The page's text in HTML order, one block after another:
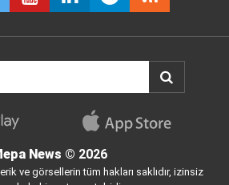
News © 2026
ve görsellerin tüm hakları saklıdır, izinsiz